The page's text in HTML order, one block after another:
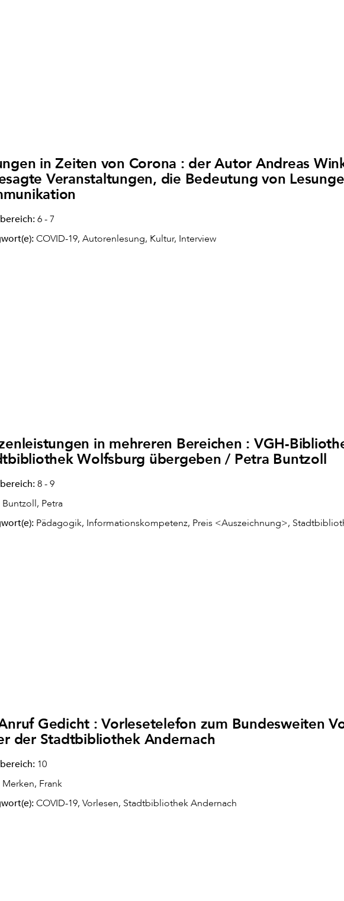
in Zeiten von Corona : der Autor Andreas
Veranstaltungen, die Bedeutung von
6 - 7
COVID-19, Autorenlesung, Kultur, Interview
in mehreren Bereichen : VGH-
Wolfsburg übergeben / Petra Buntzoll
8 - 9
Buntzoll, Petra
Pädagogik, Informationskompetenz, Preis <Auszeichnung>,
Gedicht : Vorlesetelefon zum Bundesweiten
der Stadtbibliothek Andernach
10
Merken, Frank
COVID-19, Vorlesen, Stadtbibliothek Andernach